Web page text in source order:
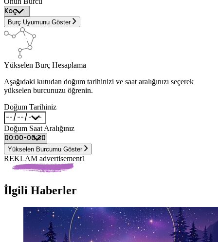
Burç Uyumunu Göster
Yükselen Burç Hesaplama
Aşağıdaki kutudan doğum tarihinizi ve saat aralığınızı seçerek
yükselen burcunuzu öğrenin.
Doğum Tarihiniz
Doğum Saat Aralığınız
Yükselen Burcumu Göster
REKLAM advertisement1
İlgili Haberler